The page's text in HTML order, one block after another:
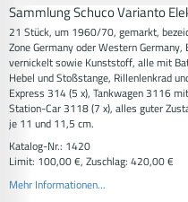
Sammlung Schuco Varianto
21 Stück, um 1960/70, gemarkt,
Zone Germany oder Western
vernickelt sowie Kunststoff, alle mit
Hebel und Stoßstange, Rillenlenkrad
Express 314 (5 x), Tankwagen 3116
Station-Car 3118 (7 x), alles guter
je 11 und 11,5 cm.
Katalog-Nr.: 1420
Limit: 100,00 €, Zuschlag: 420,00 €
Mehr Informationen...